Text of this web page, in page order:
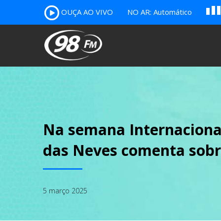
OUÇA AO VIVO NO AR: Automático B c
Na semana
das Neves comenta
5 março 2025